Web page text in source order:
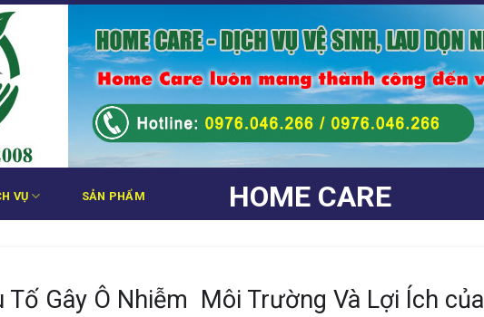
HOME CARE
VỤ SẢN PHẨM
Tố Gây Ô Nhiễm Môi Trường Và Lợi Ích của